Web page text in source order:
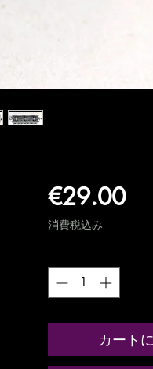
€29.00価
消費税込み
カート